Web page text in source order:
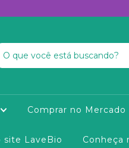
Comprar no Mercado
site LaveBio Conheça